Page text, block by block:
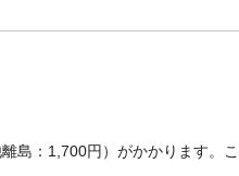
島：1,700円）がかかります。